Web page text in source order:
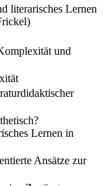
literarisches Lernen
und
Lernen in
Ansätze zur